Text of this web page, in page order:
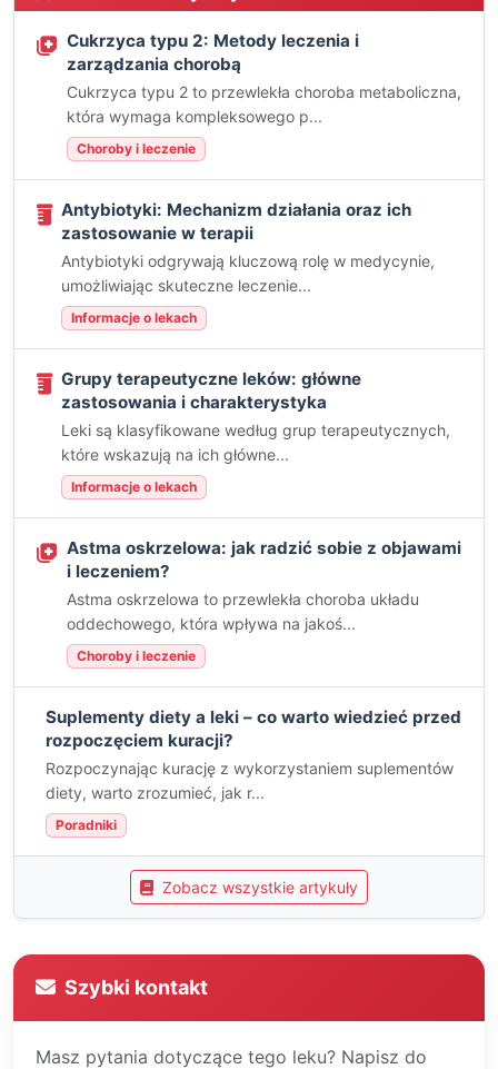
Cukrzyca typu 2: Metody leczenia i
zarządzania chorobą
Cukrzyca typu 2 to przewlekła choroba metaboliczna,
która wymaga kompleksowego p...
Choroby i leczenie
Antybiotyki: Mechanizm działania oraz ich
zastosowanie w terapii
Antybiotyki odgrywają kluczową rolę w medycynie,
umożliwiając skuteczne leczenie...
Informacje o lekach
Grupy terapeutyczne leków: główne
zastosowania i charakterystyka
Leki są klasyfikowane według grup terapeutycznych,
które wskazują na ich główne...
Informacje o lekach
Astma oskrzelowa: jak radzić sobie z objawami
i leczeniem?
Astma oskrzelowa to przewlekła choroba układu
oddechowego, która wpływa na jakoś...
Choroby i leczenie
Suplementy diety a leki – co warto wiedzieć przed
rozpoczęciem kuracji?
Rozpoczynając kurację z wykorzystaniem suplementów
diety, warto zrozumieć, jak r...
Poradniki
Zobacz wszystkie artykuły
Szybki kontakt
Masz pytania dotyczące tego leku? Napisz do